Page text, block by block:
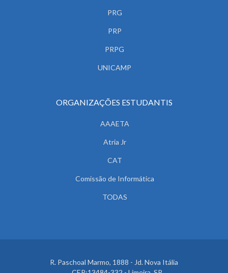
PRG
PRP
PRPG
UNICAMP
ORGANIZAÇÕES ESTUDANTIS
AAAETA
Atria Jr
CAT
Comissão de Informática
TODAS
R. Paschoal Marmo, 1888 - Jd. Nova Itália